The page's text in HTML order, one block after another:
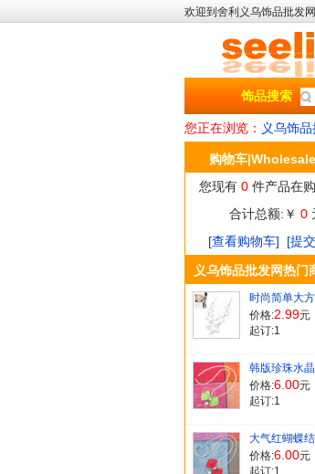
欢迎到舍利义乌饰品批发
饰品搜索
您正在浏览： 义乌饰
购物车
您现有 0 件产品在
合计总额:￥ 0
[查看购物车]
[提
义乌饰品批发网热门
时尚简单大
星项链[韩国明
价格:2.99元
起订:1
韩版珍珠水
绿色蝴蝶结版
星]
价格:6.00元
起订:1
大气红蝴蝶
毛衣项链[韩
价格:6.00元
起订:1